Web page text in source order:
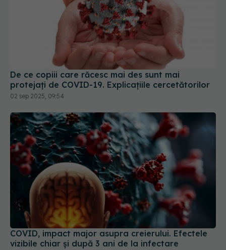
De ce copiii care răcesc mai des sunt mai
protejați de COVID-19. Explicațiile cercetătorilor
02 sep 2025, 09:54
COVID, impact major asupra creierului. Efectele
vizibile chiar și după 3 ani de la infectare